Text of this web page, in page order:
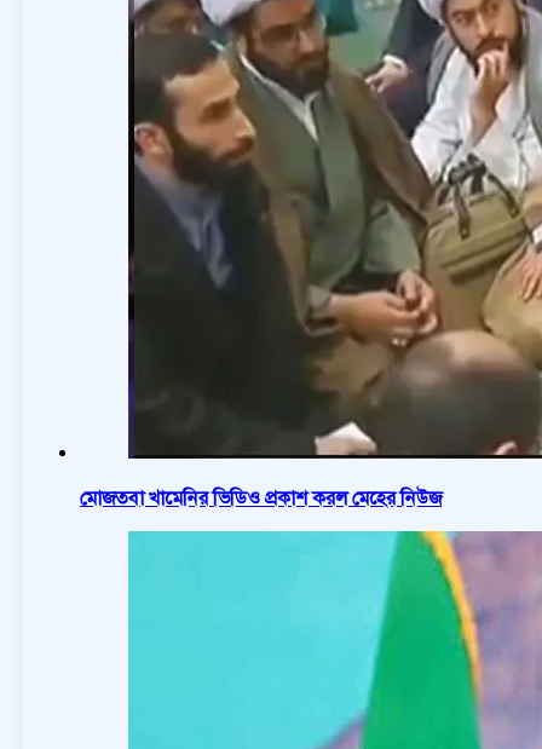
মোজতবা খামেনির ভিডিও প্রকাশ করল মেহের নিউজ